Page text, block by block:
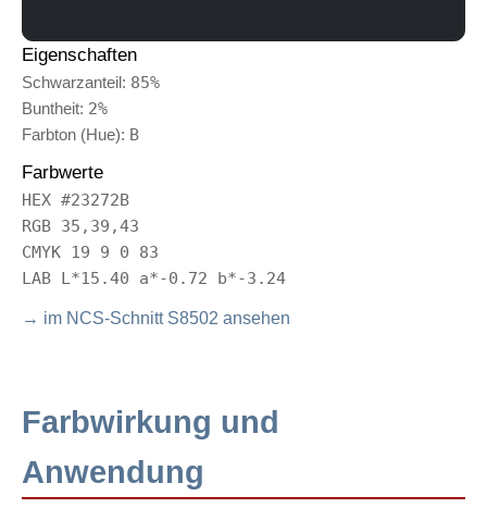
Eigenschaften
Schwarzanteil: 85%
Buntheit: 2%
Farbton (Hue): B
Farbwerte
HEX #23272B
RGB 35,39,43
CMYK 19 9 0 83
LAB L*15.40 a*-0.72 b*-3.24
→ im NCS-Schnitt S8502 ansehen
Farbwirkung und
Anwendung